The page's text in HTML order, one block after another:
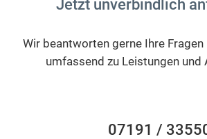
Jetzt unverbindlich
Wir beantworten gerne Ihre Fragen
umfassend zu Leistungen und
07191 /